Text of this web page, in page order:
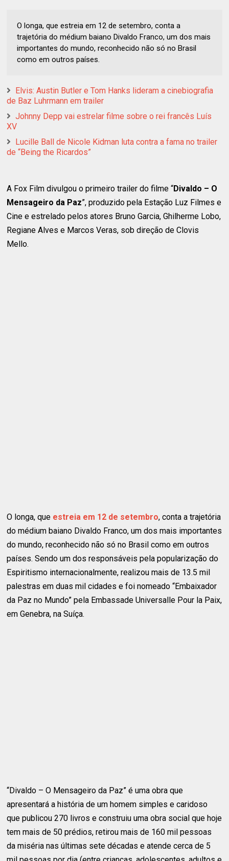
O longa, que estreia em 12 de setembro, conta a
trajetória do médium baiano Divaldo Franco, um dos mais
importantes do mundo, reconhecido não só no Brasil
como em outros países.
Elvis: Austin Butler e Tom Hanks lideram a cinebiografia
de Baz Luhrmann em trailer
Johnny Depp vai estrelar filme sobre o rei francês Luís
XV
Lucille Ball de Nicole Kidman luta contra a fama no trailer
de “Being the Ricardos”
A Fox Film divulgou o primeiro trailer do filme “Divaldo – O
Mensageiro da Paz”, produzido pela Estação Luz Filmes e
Cine e estrelado pelos atores Bruno Garcia, Ghilherme Lobo,
Regiane Alves e Marcos Veras, sob direção de Clovis
Mello.
O longa, que estreia em 12 de setembro, conta a trajetória
do médium baiano Divaldo Franco, um dos mais importantes
do mundo, reconhecido não só no Brasil como em outros
países. Sendo um dos responsáveis pela popularização do
Espiritismo internacionalmente, realizou mais de 13.5 mil
palestras em duas mil cidades e foi nomeado “Embaixador
da Paz no Mundo” pela Embassade Universalle Pour la Paix,
em Genebra, na Suíça.
“Divaldo – O Mensageiro da Paz” é uma obra que
apresentará a história de um homem simples e caridoso
que publicou 270 livros e construiu uma obra social que hoje
tem mais de 50 prédios, retirou mais de 160 mil pessoas
da miséria nas últimas sete décadas e atende cerca de 5